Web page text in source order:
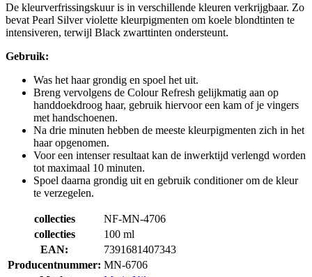
De kleurverfrissingskuur is in verschillende kleuren verkrijgbaar. Zo
bevat Pearl Silver violette kleurpigmenten om koele blondtinten te
intensiveren, terwijl Black zwarttinten ondersteunt.
Gebruik:
Was het haar grondig en spoel het uit.
Breng vervolgens de Colour Refresh gelijkmatig aan op
handdoekdroog haar, gebruik hiervoor een kam of je vingers
met handschoenen.
Na drie minuten hebben de meeste kleurpigmenten zich in het
haar opgenomen.
Voor een intenser resultaat kan de inwerktijd verlengd worden
tot maximaal 10 minuten.
Spoel daarna grondig uit en gebruik conditioner om de kleur
te verzegelen.
collecties
NF-MN-4706
collecties
100 ml
EAN:
7391681407343
Producentnummer: MN-6706